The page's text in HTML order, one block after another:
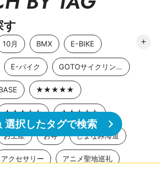
す
10月 BMX E-BIKE
E-バイク GOTOサイクリングスポット
★★★★★
★★★☆☆ ★★☆☆☆
お土産 お寺 しまなみ海道
アクセサリー アニメ聖地巡礼
選択したタグで検索